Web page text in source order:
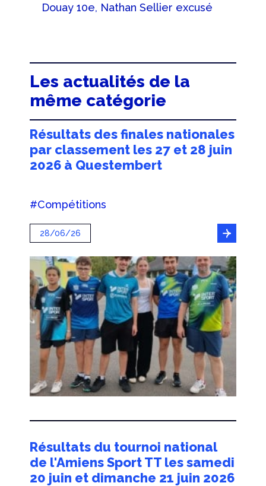
Douay 10e, Nathan Sellier excusé
Les actualités de la
même catégorie
Résultats des finales nationales
par classement les 27 et 28 juin
2026 à Questembert
#Compétitions
28/06/26
Résultats du tournoi national
de l'Amiens Sport TT les samedi
20 juin et dimanche 21 juin 2026